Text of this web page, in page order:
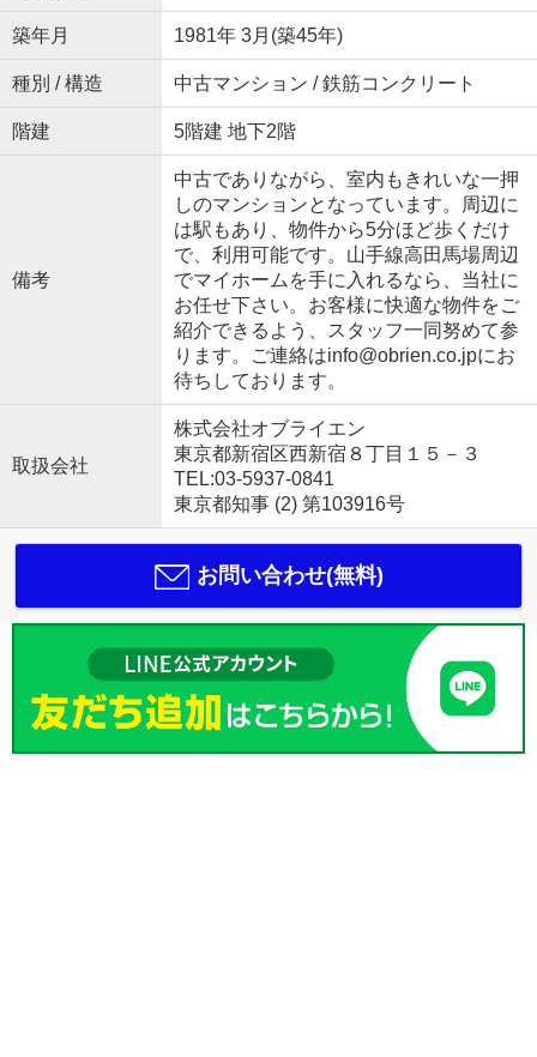
築年月 1981年 3月(築45年)
種別 / 構造 中古マンション / 鉄筋コンクリート
階建 5階建 地下2階
備考
中古でありながら、室内もきれいな一押
しのマンションとなっています。周辺に
は駅もあり、物件から5分ほど歩くだけ
で、利用可能です。山手線高田馬場周辺
でマイホームを手に入れるなら、当社に
お任せ下さい。お客様に快適な物件をご
紹介できるよう、スタッフ一同努めて参
ります。ご連絡はinfo@obrien.co.jpにお
待ちしております。
取扱会社
株式会社オブライエン
東京都新宿区西新宿８丁目１５－３
TEL:03-5937-0841
東京都知事 (2) 第103916号
お問い合わせ(無料)